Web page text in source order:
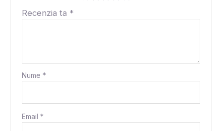
Recenzia ta *
Nume*
Email*